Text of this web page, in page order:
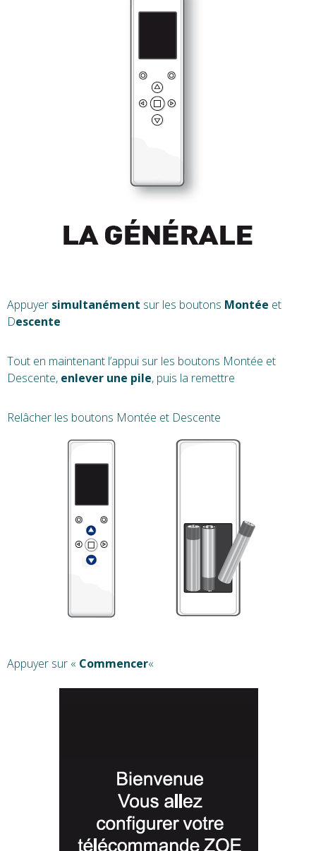
Appuyer simultanément sur les boutons Montée et
Descente
Tout en maintenant l’appui sur les boutons Montée et
Descente, enlever une pile, puis la remettre
Relâcher les boutons Montée et Descente
Appuyer sur « Commencer«